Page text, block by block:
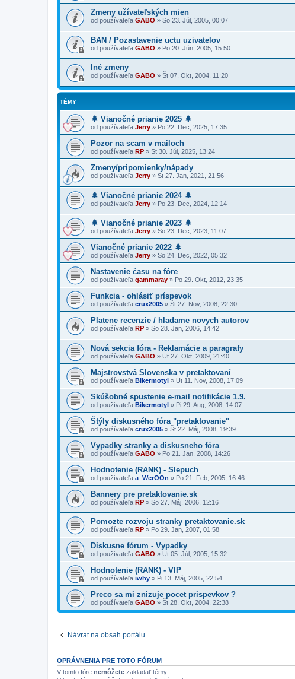
Zmeny užívateľských mien
od používateľa GABO » So 23. Júl, 2005, 00:07
BAN / Pozastavenie uctu uzivatelov
od používateľa GABO » Po 20. Jún, 2005, 15:50
Iné zmeny
od používateľa GABO » Št 07. Okt, 2004, 11:20
TÉMY
🌲 Vianočné prianie 2025 🌲
od používateľa Jerry » Po 22. Dec, 2025, 17:35
Pozor na scam v mailoch
od používateľa RP » St 30. Júl, 2025, 13:24
Zmeny/pripomienky/nápady
od používateľa Jerry » St 27. Jan, 2021, 21:56
🌲 Vianočné prianie 2024 🌲
od používateľa Jerry » Po 23. Dec, 2024, 12:14
🌲 Vianočné prianie 2023 🌲
od používateľa Jerry » So 23. Dec, 2023, 11:07
Vianočné prianie 2022 🌲
od používateľa Jerry » So 24. Dec, 2022, 05:32
Nastavenie času na fóre
od používateľa gammaray » Po 29. Okt, 2012, 23:35
Funkcia - ohlásiť príspevok
od používateľa crux2005 » Št 27. Nov, 2008, 22:30
Platene recenzie / hladame novych autorov
od používateľa RP » So 28. Jan, 2006, 14:42
Nová sekcia fóra - Reklamácie a paragrafy
od používateľa GABO » Ut 27. Okt, 2009, 21:40
Majstrovstvá Slovenska v pretaktovaní
od používateľa Bikermotyl » Ut 11. Nov, 2008, 17:09
Skúšobné spustenie e-mail notifikácie 1.9.
od používateľa Bikermotyl » Pi 29. Aug, 2008, 14:07
Štýly diskusného fóra "pretaktovanie"
od používateľa crux2005 » Št 22. Máj, 2008, 19:39
Vypadky stranky a diskusneho fóra
od používateľa GABO » Po 21. Jan, 2008, 14:26
Hodnotenie (RANK) - Slepuch
od používateľa a_WerOOn » Po 21. Feb, 2005, 16:46
Bannery pre pretaktovanie.sk
od používateľa RP » So 27. Máj, 2006, 12:16
Pomozte rozvoju stranky pretaktovanie.sk
od používateľa RP » Po 29. Jan, 2007, 01:58
Diskusne fórum - Vypadky
od používateľa GABO » Ut 05. Júl, 2005, 15:32
Hodnotenie (RANK) - VIP
od používateľa iwhy » Pi 13. Máj, 2005, 22:54
Preco sa mi znizuje pocet prispevkov ?
od používateľa GABO » Št 28. Okt, 2004, 22:38
Návrat na obsah portálu
OPRÁVNENIA PRE TOTO FÓRUM
V tomto fóre nemôžete zakladať témy